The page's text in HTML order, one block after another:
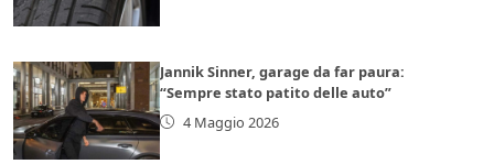
Jannik Sinner, garage da far paura:
“Sempre stato patito delle auto”
4 Maggio 2026